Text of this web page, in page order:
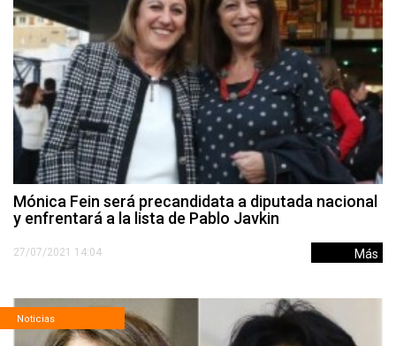
Mónica Fein será precandidata a diputada nacional
y enfrentará a la lista de Pablo Javkin
27/07/2021 14:04 Más
Noticias